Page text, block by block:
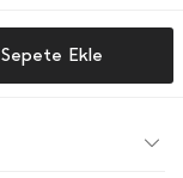
Sepete Ekle